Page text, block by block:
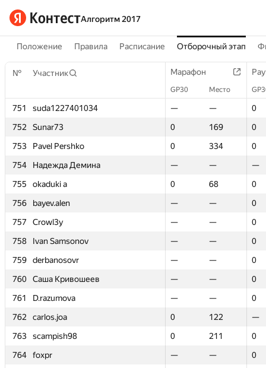
Алгоритм 2017
Положение Правила Расписание Отборочный этап
№ Участник Марафон
GP30 Место
751 suda1227401034 — —
0
752
Sunar73 0 169
0
753
Pavel Pershko 0 334
0
754
Надежда Демина — —
—
755
okaduki a 0 68
0
756
bayev.alen — —
0
757
Crowl3y — —
0
758
Ivan Samsonov — —
0
759
derbanosovr — —
0
760
Саша Кривошеев — —
0
761
D.razumova — —
0
762
carlos.joa 0 122
—
763
scampish98 0 211
0
764
foxpr — —
0
№ Участник Марафон
GP30 Место
751 suda1227401034 — —
0
752
Sunar73 0 169
0
753
Pavel Pershko 0 334
0
754
Надежда Демина — —
—
755
okaduki a 0 68
0
756
bayev.alen — —
0
757
Crowl3y — —
0
758
Ivan Samsonov — —
0
759
derbanosovr — —
0
760
Саша Кривошеев — —
0
761
D.razumova — —
0
762
carlos.joa 0 122
—
763
scampish98 0 211
0
764
foxpr — —
0